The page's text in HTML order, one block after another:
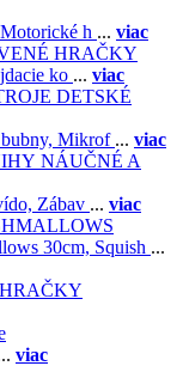
Motorické h ... viac
HRAČKY
ko ... viac
DETSKÉ
Mikrof ... viac
NÁUČNÉ A
Zábav ... viac
30cm, Squish ...
viac